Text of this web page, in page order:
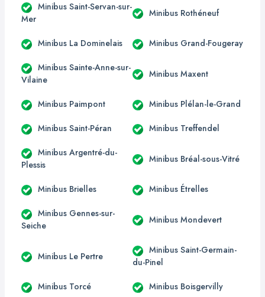
Minibus Saint-Servan-sur-
Mer
Minibus Rothéneuf
Minibus La Dominelais Minibus Grand-Fougeray
Minibus Sainte-Anne-sur-
Vilaine
Minibus Maxent
Minibus Paimpont Minibus Plélan-le-Grand
Minibus Saint-Péran Minibus Treffendel
Minibus Argentré-du-
Plessis
Minibus Bréal-sous-Vitré
Minibus Brielles Minibus Étrelles
Minibus Gennes-sur-
Seiche
Minibus Mondevert
Minibus Le Pertre
Minibus Saint-Germain-
du-Pinel
Minibus Torcé Minibus Boisgervilly